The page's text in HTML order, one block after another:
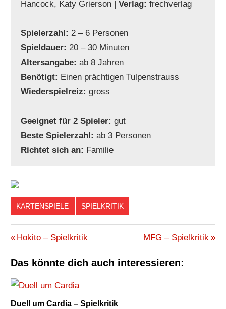
Hancock, Katy Grierson |Verlag: frechverlag
Spielerzahl: 2 – 6 Personen
Spieldauer: 20 – 30 Minuten
Altersangabe: ab 8 Jahren
Benötigt: Einen prächtigen Tulpenstrauss
Wiederspielreiz: gross
Geeignet für 2 Spieler: gut
Beste Spielerzahl: ab 3 Personen
Richtet sich an: Familie
KARTENSPIELE SPIELKRITIK
PUNKTE
VERSCHENKEN
Beitragsnavigation
Vorheriger
Hokito – Spielkritik
Nächster
MFG – Spielkritik
Das könnte dich auch interessieren:
Duell um Cardia – Spielkritik